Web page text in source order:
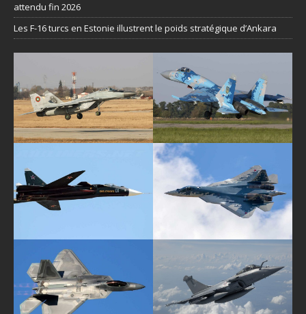
attendu fin 2026
Les F-16 turcs en Estonie illustrent le poids stratégique d’Ankara